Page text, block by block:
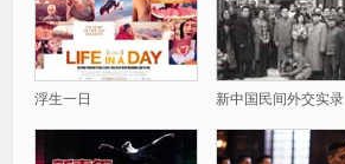
浮生一日 新中国民间外交实录